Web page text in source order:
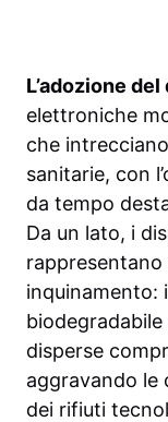
L’adozione
elettroniche
che
sanitarie, con
da tempo
Da un lato, i
inquinamento:
disperse
aggravando le
dei rifiuti